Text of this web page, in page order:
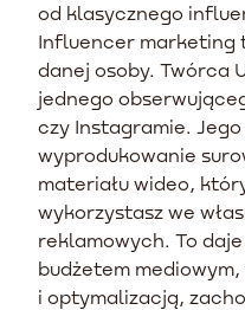
od klasycznego
Influencer marketing
danej osoby. Twórca
jednego
czy Instagramie.
wyprodukowanie
materiału wideo,
wykorzystasz we
reklamowych. To
budżetem
i optymalizacją,